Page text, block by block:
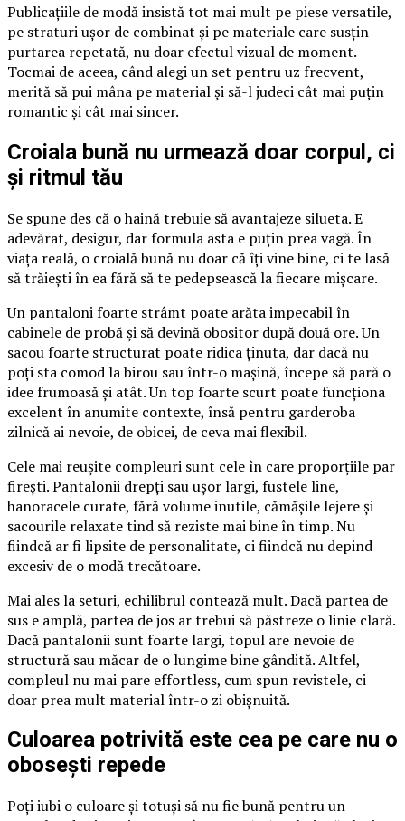
Publicațiile de modă insistă tot mai mult pe piese versatile,
pe straturi ușor de combinat și pe materiale care susțin
purtarea repetată, nu doar efectul vizual de moment.
Tocmai de aceea, când alegi un set pentru uz frecvent,
merită să pui mâna pe material și să-l judeci cât mai puțin
romantic și cât mai sincer.
Croiala bună nu urmează doar corpul, ci
și ritmul tău
Se spune des că o haină trebuie să avantajeze silueta. E
adevărat, desigur, dar formula asta e puțin prea vagă. În
viața reală, o croială bună nu doar că îți vine bine, ci te lasă
să trăiești în ea fără să te pedepsească la fiecare mișcare.
Un pantaloni foarte strâmt poate arăta impecabil în
cabinele de probă și să devină obositor după două ore. Un
sacou foarte structurat poate ridica ținuta, dar dacă nu
poți sta comod la birou sau într-o mașină, începe să pară o
idee frumoasă și atât. Un top foarte scurt poate funcționa
excelent în anumite contexte, însă pentru garderoba
zilnică ai nevoie, de obicei, de ceva mai flexibil.
Cele mai reușite compleuri sunt cele în care proporțiile par
firești. Pantalonii drepți sau ușor largi, fustele line,
hanoracele curate, fără volume inutile, cămășile lejere și
sacourile relaxate tind să reziste mai bine în timp. Nu
fiindcă ar fi lipsite de personalitate, ci fiindcă nu depind
excesiv de o modă trecătoare.
Mai ales la seturi, echilibrul contează mult. Dacă partea de
sus e amplă, partea de jos ar trebui să păstreze o linie clară.
Dacă pantalonii sunt foarte largi, topul are nevoie de
structură sau măcar de o lungime bine gândită. Altfel,
compleul nu mai pare effortless, cum spun revistele, ci
doar prea mult material într-o zi obișnuită.
Culoarea potrivită este cea pe care nu o
obosești repede
Poți iubi o culoare și totuși să nu fie bună pentru un